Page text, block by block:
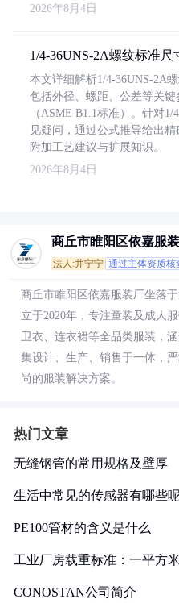
2026年8月4日
1/4-36UNS-2A螺纹标准尺
本文详细解析1/4-36UNS-2A
包括外径、螺距、公差等关
（ASME B1.1标准）。针对
见疑问，通过公式推导给出
附加工艺建议与扩展知识。
2026年8月4日
商丘市睢阳区依嘉服
法人:井宁宁 通过主体资质核
商丘市睢阳区依嘉服装厂坐落
立于2020年，专注童装及成人
卫衣、连衣裙等全品类服装，
集设计、生产、销售于一体，
尚的服装解决方案。
热门文章
无缝钢管的常用规格及壁厚
生活中常见的传感器有哪些
PE100管材的含义是什么
工业厂房载重标准：一平方
CONOSTAN公司简介